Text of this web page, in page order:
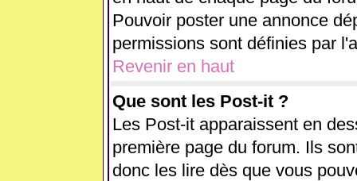
Pouvoir poster une annonce
permissions sont définies par
Revenir en haut
Que sont les Post-it ?
Les Post-it apparaissent en
première page du forum. Ils
donc les lire dès que vous